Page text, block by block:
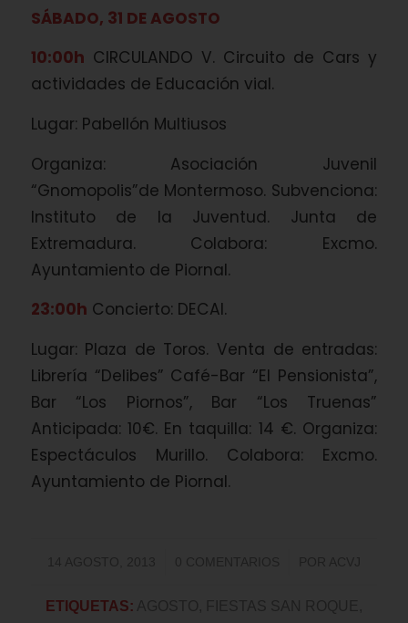
SÁBADO, 31 DE AGOSTO
10:00h CIRCULANDO V. Circuito de Cars y
actividades de Educación vial.
Lugar: Pabellón Multiusos
Organiza: Asociación Juvenil
“Gnomopolis”de Montermoso. Subvenciona:
Instituto de la Juventud. Junta de
Extremadura. Colabora: Excmo.
Ayuntamiento de Piornal.
23:00h Concierto: DECAI.
Lugar: Plaza de Toros. Venta de entradas:
Librería “Delibes” Café-Bar “El Pensionista”,
Bar “Los Piornos”, Bar “Los Truenas”
Anticipada: 10€. En taquilla: 14 €. Organiza:
Espectáculos Murillo. Colabora: Excmo.
Ayuntamiento de Piornal.
ETIQUETAS: